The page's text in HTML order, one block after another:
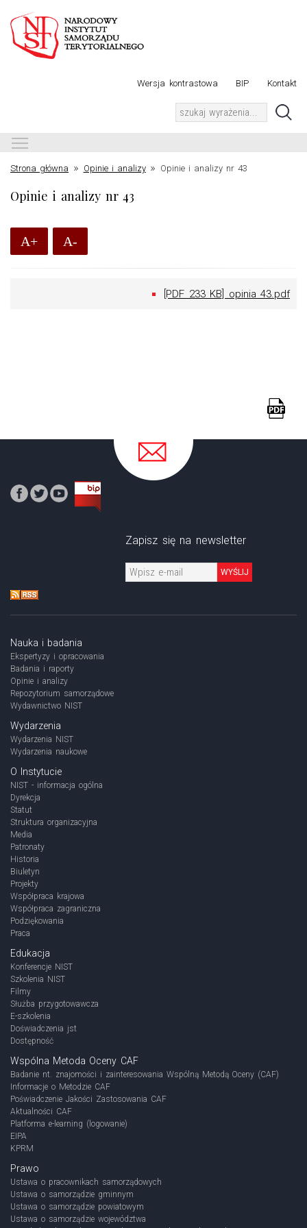
Wersja kontrastowa BIP Kontakt
Strona główna » Opinie i analizy» Opinie i analizy nr 43
Opinie i analizy nr 43
A+ A-
[PDF 233 KB] opinia 43.pdf
Zapisz się na newsletter
WYŚLIJ
Nauka i badania
Ekspertyzy i opracowania
Badania i raporty
Opinie i analizy
Repozytorium samorządowe
Wydawnictwo NIST
Wydarzenia
Wydarzenia NIST
Wydarzenia naukowe
O Instytucie
NIST - informacja ogólna
Dyrekcja
Statut
Struktura organizacyjna
Media
Patronaty
Historia
Biuletyn
Projekty
Współpraca krajowa
Współpraca zagraniczna
Podziękowania
Praca
Edukacja
Konferencje NIST
Szkolenia NIST
Filmy
Służba przygotowawcza
E-szkolenia
Doświadczenia jst
Dostępność
Wspólna Metoda Oceny CAF
Badanie nt. znajomości i zainteresowania Wspólną Metodą Oceny (CAF)
Informacje o Metodzie CAF
Poświadczenie Jakości Zastosowania CAF
Aktualności CAF
Platforma e-learning (logowanie)
EIPA
KPRM
Prawo
Ustawa o pracownikach samorządowych
Ustawa o samorządzie gminnym
Ustawa o samorządzie powiatowym
Ustawa o samorządzie województwa